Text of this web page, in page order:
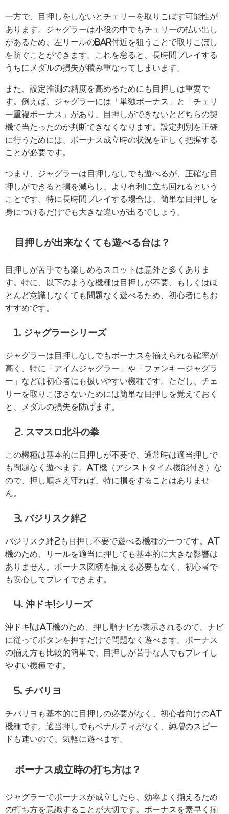
一方で、目押しをしないとチェリーを取りこぼす可能性が
あります。ジャグラーは小役の中でもチェリーの払い出し
があるため、左リールのBAR付近を狙うことで取りこぼし
を防ぐことができます。これを怠ると、長時間プレイする
うちにメダルの損失が積み重なってしまいます。
また、設定推測の精度を高めるためにも目押しは重要で
す。例えば、ジャグラーには「単独ボーナス」と「チェリ
ー重複ボーナス」があり、目押しができないとどちらの契
機で当たったのか判断できなくなります。設定判別を正確
に行うためには、ボーナス成立時の状況を正しく把握する
ことが必要です。
つまり、ジャグラーは目押しなしでも遊べるが、正確な目
押しができると損を減らし、より有利に立ち回れるという
ことです。特に長時間プレイする場合は、簡単な目押しを
身につけるだけでも大きな違いが出るでしょう。
目押しが出来なくても遊べる台は？
目押しが苦手でも楽しめるスロットは意外と多くありま
す。特に、以下のような機種は目押しが不要、もしくはほ
とんど意識しなくても問題なく遊べるため、初心者にもお
すすめです。
1. ジャグラーシリーズ
ジャグラーは目押しなしでもボーナスを揃えられる確率が
高く、特に「アイムジャグラー」や「ファンキージャグラ
ー」などは初心者にも扱いやすい機種です。ただし、チェ
リーを取りこぼさないためには簡単な目押しを覚えておく
と、メダルの損失を防げます。
2. スマスロ北斗の拳
この機種は基本的に目押しが不要で、通常時は適当押しで
も問題なく遊べます。AT機（アシストタイム機能付き）な
ので、押し順さえ守れば、特に損をすることはありませ
ん。
3. バジリスク絆2
バジリスク絆2も目押し不要で遊べる機種の一つです。AT
機のため、リールを適当に押しても基本的に大きな影響は
ありません。ボーナス図柄を揃える必要もなく、初心者で
も安心してプレイできます。
4. 沖ドキ!シリーズ
沖ドキ!はAT機のため、押し順ナビが表示されるので、ナビ
に従ってボタンを押すだけで問題なく遊べます。ボーナス
の揃え方も比較的簡単で、目押しが苦手な人でもプレイし
やすい機種です。
5. チバリヨ
チバリヨも基本的に目押しの必要がなく、初心者向けのAT
機種です。適当押しでもペナルティがなく、純増のスピー
ドも速いので、気軽に遊べます。
ボーナス成立時の打ち方は？
ジャグラーでボーナスが成立したら、効率よく揃えるため
の打ち方を意識することが大切です。ボーナスを素早く揃